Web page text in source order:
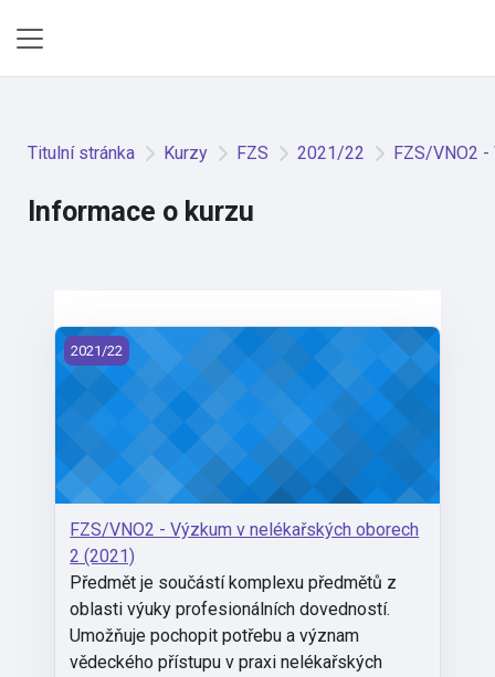
Titulní stránka Kurzy FZS 2021/22 FZS/VNO2
Informace o kurzu
FZS/VNO2 - Výzkum v nelékařských oborech 2 (2021)
2021/22
FZS/VNO2 - Výzkum v nelékařských oborech
2 (2021)
Předmět je součástí komplexu předmětů z
oblasti výuky profesionálních dovedností.
Umožňuje pochopit potřebu a význam
vědeckého přístupu v praxi nelékařských